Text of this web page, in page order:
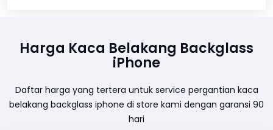
Harga Kaca Belakang Backglass
iPhone
Daftar harga yang tertera untuk service pergantian kaca
belakang backglass iphone di store kami dengan garansi 90
hari